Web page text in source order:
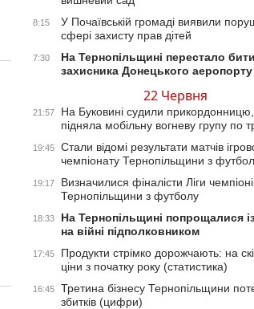
8:15
У Почаївській громаді виявили
сфері захисту прав дітей
7:30
На Тернопільщині перестало
захисника Донецького аеропорту
22 Червня
21:57
На Буковині судили
підняла мобільну вогневу групу по
19:45
Стали відомі результати матчів
чемпіонату Тернопільщини з
19:17
Визначилися фіналісти Ліги
Тернопільщини з футболу
18:33
На Тернопільщині попрощалися
на війні підполковником
17:45
Продукти стрімко дорожчають: на
ціни з початку року (статистика)
16:45
Третина бізнесу Тернопільщини
збитків (цифри)